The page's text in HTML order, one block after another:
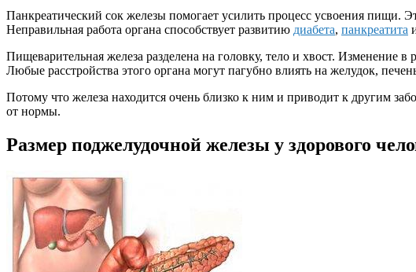
Панкреатический сок железы помогает усилить процесс усвоения пищи.
Неправильная работа органа способствует развитию диабета, панкреатита
Пищеварительная железа разделена на головку, тело и хвост.
Любые расстройства этого органа могут пагубно влиять на желудок,
Потому что железа находится очень близко к ним и приводит к другим
от нормы.
Размер поджелудочной железы у здорового